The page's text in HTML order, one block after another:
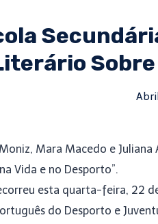
Sobre
Mara Macedo e
Vida e no Desporto”.
esta quarta-feira, 22
do Desporto e